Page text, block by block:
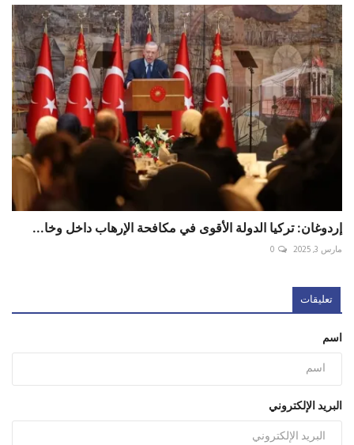
إردوغان: تركيا الدولة الأقوى في مكافحة الإرهاب داخل وخا...
مارس 3, 2025 0
تعليقات
اسم
البريد الإلكتروني